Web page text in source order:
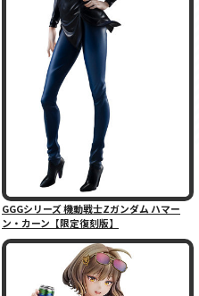
GGGシリーズ 機動戦士Zガンダム ハマー
ン・カーン【限定復刻版】